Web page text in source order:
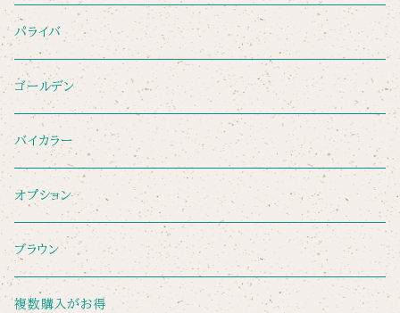
パライバ
ゴールデン
バイカラー
オプション
ブラウン
複数購入がお得